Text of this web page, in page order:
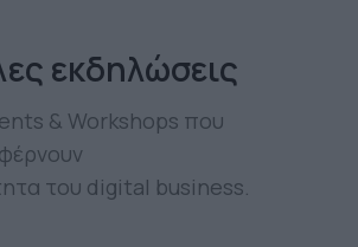
εκδηλώσεις
& Workshops που
φέρνουν
του digital business.